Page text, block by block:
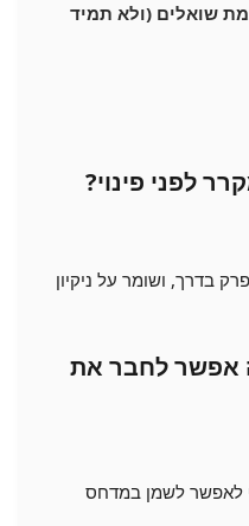
שואלים (ולא תמיד
בדרך, ושומר על ניקיון
אפשר לחבר את
לאפשר לשמן במדחס